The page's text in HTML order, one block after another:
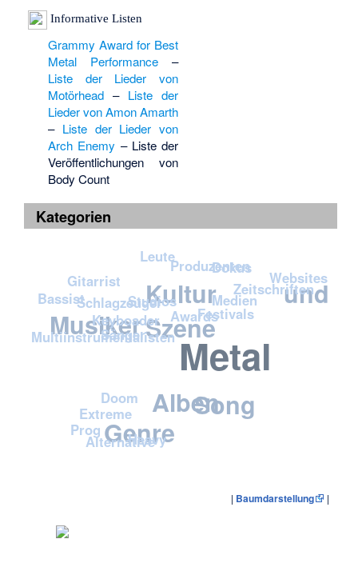
Informative Listen
Grammy Award for Best
Metal Performance –
Liste der Lieder von
Motörhead– Liste der
Lieder von Amon Amarth
– Liste der Lieder von
Arch Enemy – Liste der
Veröffentlichungen von
Body Count
Kategorien
Metal
Kultur und
Szene
LeuteProduzenten
Festivals
Awards
Medien
Zeitschriften
Dokus
Websites
Studios
Musiker
Bassist
Gitarrist
Schlagzeuger
Sänger
Keyboader
Multiinstrumentalisten
AlbenSong
Genre
Extreme
Doom
Heavy
Prog
Alternative
| Baumdarstellung |